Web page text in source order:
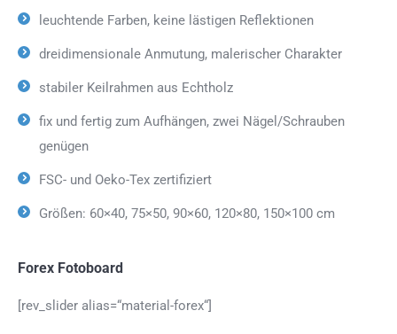
leuchtende Farben, keine lästigen Reflektionen
dreidimensionale Anmutung, malerischer Charakter
stabiler Keilrahmen aus Echtholz
fix und fertig zum Aufhängen, zwei Nägel/Schrauben
genügen
FSC- und Oeko-Tex zertifiziert
Größen: 60×40, 75×50, 90×60, 120×80, 150×100 cm
Forex Fotoboard
[rev_slider alias=“material-forex“]